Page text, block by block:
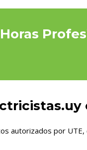
autorizados por